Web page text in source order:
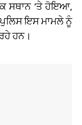
ਸਥਾਨ ‘ਤੇ ਹੋਇਆ,
ਇਸ ਮਾਮਲੇ ਨੂੰ
ਹਨ।